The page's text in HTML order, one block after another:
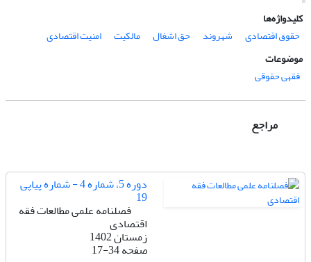
کلیدواژه‌ها
حقوق اقتصادی
شهروند حق اشغال مالکیت
امنیت اقتصادی
موضوعات
فقهی حقوقی
مراجع
دوره 5، شماره 4 - شماره پیاپی
19
فصلنامه علمی مطالعات فقه
اقتصادی
زمستان 1402
صفحه17-34